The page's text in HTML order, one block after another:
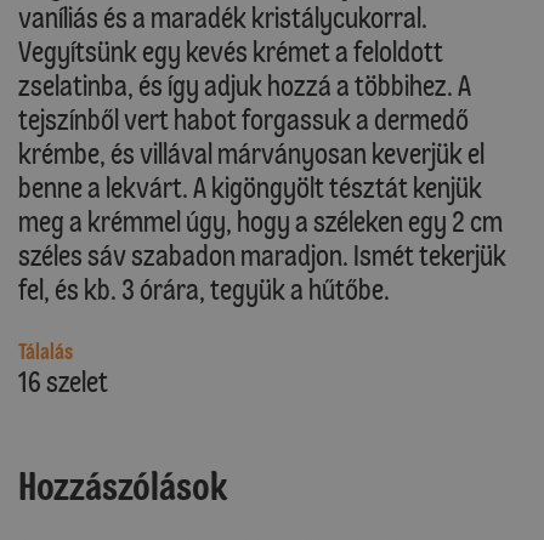
vaníliás és a maradék kristálycukorral.
Vegyítsünk egy kevés krémet a feloldott
zselatinba, és így adjuk hozzá a többihez. A
tejszínből vert habot forgassuk a dermedő
krémbe, és villával márványosan keverjük el
benne a lekvárt. A kigöngyölt tésztát kenjük
meg a krémmel úgy, hogy a széleken egy 2 cm
széles sáv szabadon maradjon. Ismét tekerjük
fel, és kb. 3 órára, tegyük a hűtőbe.
Tálalás
16 szelet
Hozzászólások